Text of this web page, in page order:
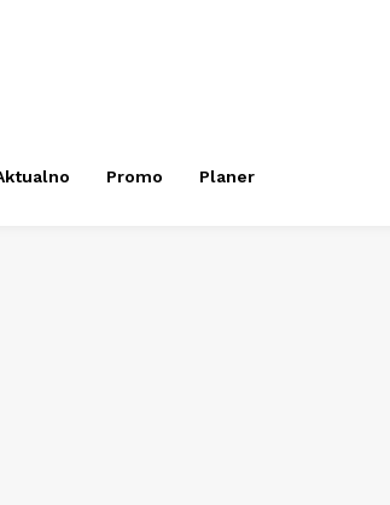
Promo Planer